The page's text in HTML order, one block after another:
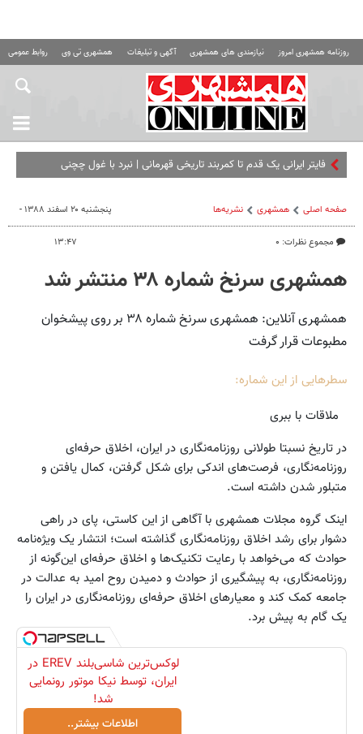
روزنامه همشهری امروز نیازمندی های همشهری آگهی و تبلیغات همشهری تی وی روابط عمومی
فایتر ایرانی یک قدم تا کمربند تاریخی قهرمانی | نبرد با غول چچنی
صفحه اصلی همشهری نشریه‌ها
مجموع نظرات: ۰
پنجشنبه ۲۰ اسفند ۱۳۸۸ -
۱۳:۴۷
همشهری سرنخ شماره ۳۸ منتشر شد
همشهری آنلاین: همشهری سرنخ شماره ۳۸ بر روی پیشخوان
مطبوعات قرار گرفت
سطرهایی از این شماره:
ملاقات با ببری
در تاریخ نسبتا طولانی روزنامه‌نگاری در ایران، اخلاق حرفه‌ای
روزنامه‌نگاری، فرصت‌های اندکی برای شکل گرفتن، کمال یافتن و
متبلور شدن داشته است.
اینک گروه مجلات همشهری با آگاهی از این کاستی، پای در راهی
دشوار برای رشد اخلاق روزنامه‌نگاری گذاشته است؛ انتشار یک ویژه‌نامه
حوادث که می‌خواهد با رعایت تکنیک‌ها و اخلاق حرفه‌ای این‌گونه از
روزنامه‌نگاری، به پیشگیری از حوادث و دمیدن روح امید به عدالت در
جامعه کمک کند و معیارهای اخلاق حرفه‌ای روزنامه‌نگاری در ایران را
یک گام به پیش برد.
لوکس‌ترین شاسی‌بلند EREV در
ایران، توسط نیکا موتور رونمایی
شد!
اطلاعات بیشتر..